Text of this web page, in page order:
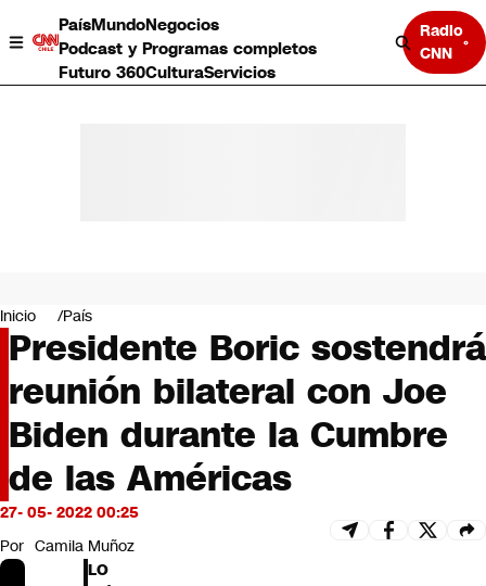
PaísMundoNegocios
Podcast y Programas completos
Futuro 360CulturaServicios
Radio
CNN
Negocios
Deportes
Programas completos
Cultura
Servicios
Bits
CNN tiempo
Futuro 360
Inicio País
Presidente Boric sostendrá
reunión bilateral con Joe
Biden durante la Cumbre
de las Américas
27- 05- 2022 00:25
Por Camila Muñoz
LO